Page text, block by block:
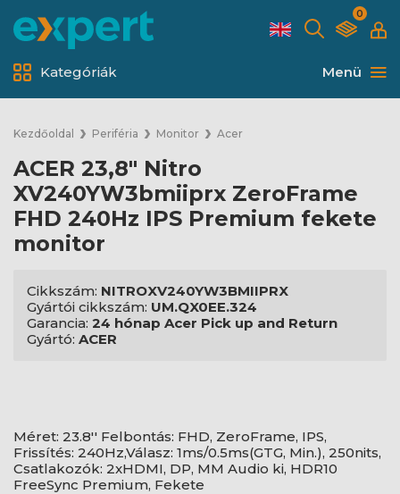
0
Menü
Kategóriák
Kezdőoldal Periféria Monitor Acer
ACER 23,8" Nitro
XV240YW3bmiiprx ZeroFrame
FHD 240Hz IPS Premium fekete
monitor
Cikkszám: NITROXV240YW3BMIIPRX
Gyártói cikkszám: UM.QX0EE.324
Garancia: 24 hónap Acer Pick up and Return
Gyártó: ACER
Méret: 23.8'' Felbontás: FHD, ZeroFrame, IPS,
Frissítés: 240Hz,Válasz: 1ms/0.5ms(GTG, Min.), 250nits,
Csatlakozók: 2xHDMI, DP, MM Audio ki, HDR10
FreeSync Premium, Fekete